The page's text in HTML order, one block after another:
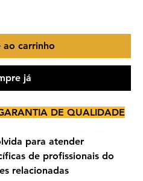
ao carrinho
já
DE QUALIDADE
para atender
de profissionais do
relacionadas